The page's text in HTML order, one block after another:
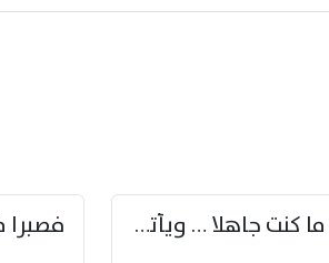
ستبدي لك الأيام ما كنت جاهلا … ويأتيك بالأخبار من لم تزوّد